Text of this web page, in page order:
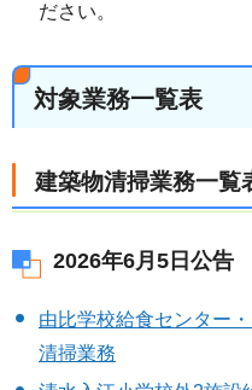
ださい。
対象業務一覧表
建築物清掃業務一覧
2026年6月5日公告
由比学校給食センター
清掃業務